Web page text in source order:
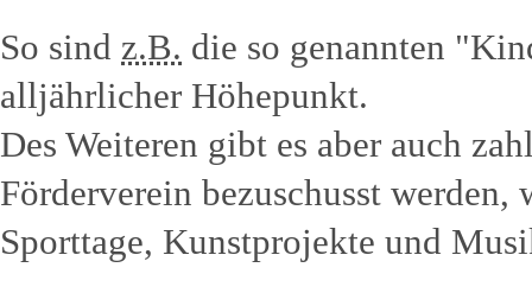
So sind z.B. die so genannten
alljährlicher Höhepunkt.
Des Weiteren gibt es aber auch
Förderverein bezuschusst werden,
Sporttage, Kunstprojekte und